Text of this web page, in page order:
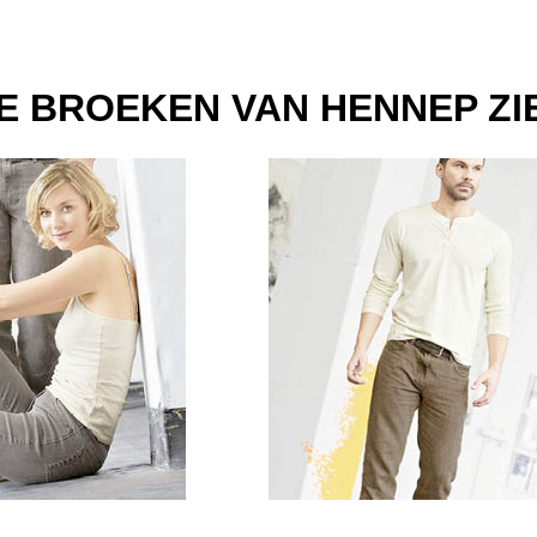
BROEKEN VAN HENNEP